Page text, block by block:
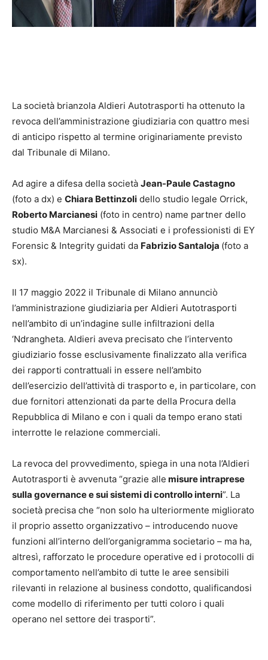
La società brianzola Aldieri Autotrasporti ha ottenuto la
revoca dell’amministrazione giudiziaria con quattro mesi
di anticipo rispetto al termine originariamente previsto
dal Tribunale di Milano.
Ad agire a difesa della società Jean-Paule Castagno
(foto a dx) e Chiara Bettinzoli dello studio legale Orrick,
Roberto Marcianesi (foto in centro) name partner dello
studio M&A Marcianesi & Associati e i professionisti di EY
Forensic & Integrity guidati da Fabrizio Santaloja (foto a
sx).
Il 17 maggio 2022 il Tribunale di Milano annunciò
l’amministrazione giudiziaria per Aldieri Autotrasporti
nell’ambito di un’indagine sulle infiltrazioni della
‘Ndrangheta. Aldieri aveva precisato che l’intervento
giudiziario fosse esclusivamente finalizzato alla verifica
dei rapporti contrattuali in essere nell’ambito
dell’esercizio dell’attività di trasporto e, in particolare, con
due fornitori attenzionati da parte della Procura della
Repubblica di Milano e con i quali da tempo erano stati
interrotte le relazione commerciali.
La revoca del provvedimento, spiega in una nota l’Aldieri
Autotrasporti è avvenuta “grazie alle misure intraprese
sulla governance e sui sistemi di controllo interni”. La
società precisa che “non solo ha ulteriormente migliorato
il proprio assetto organizzativo – introducendo nuove
funzioni all’interno dell’organigramma societario – ma ha,
altresì, rafforzato le procedure operative ed i protocolli di
comportamento nell’ambito di tutte le aree sensibili
rilevanti in relazione al business condotto, qualificandosi
come modello di riferimento per tutti coloro i quali
operano nel settore dei trasporti”.